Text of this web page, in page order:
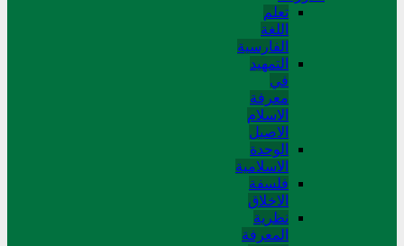
تعلم
اللغة
الفارسیة
التمهید
في
معرفة
الاسلام
الاصیل
الوحدة
الاسلامیة
فلسفة
الاخلاق
نظریة
المعرفة